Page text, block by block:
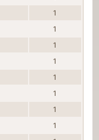
1
1
1
1
1
1
1
1